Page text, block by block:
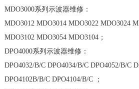
MDO3000系列示波器维修：
MDO3012 MDO3014 MDO3022 MDO3024
MDO3102 MDO3054 MDO3104；
DPO4000系列示波器维修：
DPO4032/B/C DPO4034/B/C DPO4052/B/C
DPO4102B/B/C DPO4104/B/C ；